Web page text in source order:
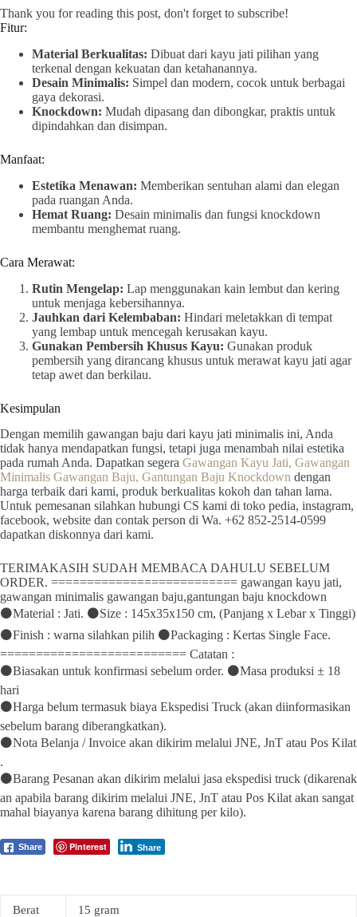
Thank you for reading this post, don't forget to subscribe!
Fitur:
Material Berkualitas: Dibuat dari kayu jati pilihan yang
terkenal dengan kekuatan dan ketahanannya.
Desain Minimalis: Simpel dan modern, cocok untuk berbagai
gaya dekorasi.
Knockdown: Mudah dipasang dan dibongkar, praktis untuk
dipindahkan dan disimpan.
Manfaat:
Estetika Menawan: Memberikan sentuhan alami dan elegan
pada ruangan Anda.
Hemat Ruang: Desain minimalis dan fungsi knockdown
membantu menghemat ruang.
Cara Merawat:
Rutin Mengelap: Lap menggunakan kain lembut dan kering
untuk menjaga kebersihannya.
Jauhkan dari Kelembaban: Hindari meletakkan di tempat
yang lembap untuk mencegah kerusakan kayu.
Gunakan Pembersih Khusus Kayu: Gunakan produk
pembersih yang dirancang khusus untuk merawat kayu jati agar
tetap awet dan berkilau.
Kesimpulan
Dengan memilih gawangan baju dari kayu jati minimalis ini, Anda
tidak hanya mendapatkan fungsi, tetapi juga menambah nilai estetika
pada rumah Anda. Dapatkan segera Gawangan Kayu Jati, Gawangan
Minimalis Gawangan Baju, Gantungan Baju Knockdown dengan
harga terbaik dari kami, produk berkualitas kokoh dan tahan lama.
Untuk pemesanan silahkan hubungi CS kami di toko pedia, instagram,
facebook, website dan contak person di Wa. +62 852-2514-0599
dapatkan diskonnya dari kami.
TERIMAKASIH SUDAH MEMBACA DAHULU SEBELUM
ORDER. ========================== gawangan kayu jati,
gawangan minimalis gawangan baju,gantungan baju knockdown
⚫Material : Jati. ⚫Size : 145x35x150 cm, (Panjang x Lebar x Tinggi)
⚫Finish : warna silahkan pilih ⚫Packaging : Kertas Single Face.
========================== Catatan :
⚫Biasakan untuk konfirmasi sebelum order. ⚫Masa produksi ± 18
hari
⚫Harga belum termasuk biaya Ekspedisi Truck (akan diinformasikan
sebelum barang diberangkatkan).
⚫Nota Belanja / Invoice akan dikirim melalui JNE, JnT atau Pos Kilat
.
⚫Barang Pesanan akan dikirim melalui jasa ekspedisi truck (dikarenak
an apabila barang dikirim melalui JNE, JnT atau Pos Kilat akan sangat
mahal biayanya karena barang dihitung per kilo).
Share Pinterest Share
Berat 15 gram